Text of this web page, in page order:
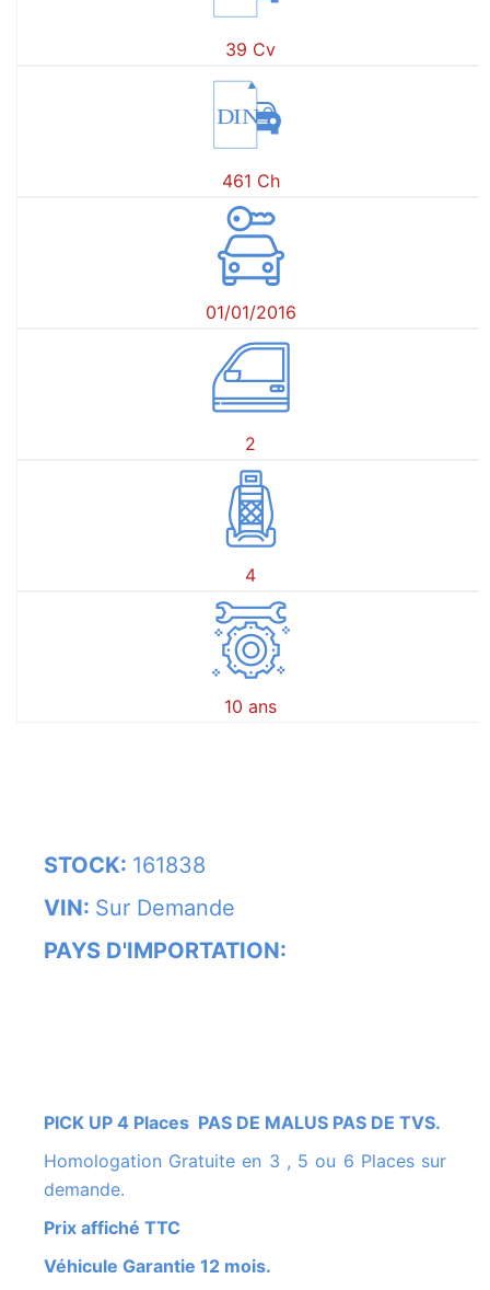
39 Cv
DIN
461 Ch
01/01/2016
2
4
10 ans
STOCK: 161838
VIN: Sur Demande
PAYS D'IMPORTATION:
PICK UP 4 Places PAS DE MALUS PAS DE TVS.
Homologation Gratuite en 3 , 5 ou 6 Places sur
demande.
Prix affiché TTC
Véhicule Garantie 12 mois.